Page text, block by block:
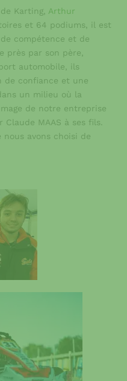
Karting, Arthur
et 64 podiums, il est
compétence et de
près par son père,
automobile, ils
de confiance et une
un milieu où la
de notre entreprise
MAAS à ses fils.
nous avons choisi de